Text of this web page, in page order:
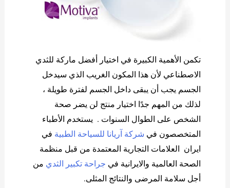
تكمن الأهمية الكبيرة في اختيار أفضل ماركة للثدي
الاصطناعي لأن هذا المكون الغريب الذي سيدخل
الجسم يجب أن يبقى داخل الجسم لفترة طويلة ،
لذلك من المهم جدًا اختيار منتج لن يضر صحة
الشخص على الطوال السنوات . يستخدم الأطباء
المتخصصون في شركة آريانا للسياحة الطبية في
ايران العلامات التجارية المعتمدة من قبل منظمة
الصحة العالمية والايرانية في جراحة تكبير الثدي من
أجل سلامة المرضى والنتائج المثلى.